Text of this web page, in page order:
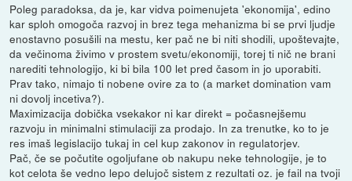
Poleg paradoksa, da je, kar vidva poimenujeta 'ekonomija', edino
kar sploh omogoča razvoj in brez tega mehanizma bi se prvi ljudje
enostavno posušili na mestu, ker pač ne bi niti shodili, upoštevajte,
da večinoma živimo v prostem svetu/ekonomiji, torej ti nič ne brani
narediti tehnologijo, ki bi bila 100 let pred časom in jo uporabiti.
Prav tako, nimajo ti nobene ovire za to (a market domination vam
ni dovolj incetiva?).
Maximizacija dobička vsekakor ni kar direkt = počasnejšemu
razvoju in minimalni stimulaciji za prodajo. In za trenutke, ko to je
res imaš legislacijo tukaj in cel kup zakonov in regulatorjev.
Pač, če se počutite ogoljufane ob nakupu neke tehnologije, je to
kot celota še vedno lepo delujoč sistem z rezultati oz. je fail na tvoji